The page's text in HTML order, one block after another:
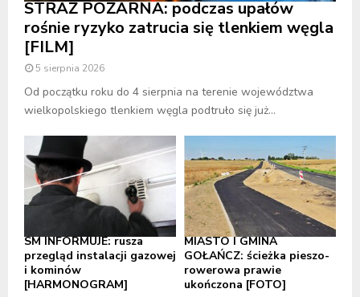
STRAŻ POŻARNA: podczas upałów
rośnie ryzyko zatrucia się tlenkiem węgla
[FILM]
5 sierpnia 2026
Od początku roku do 4 sierpnia na terenie województwa
wielkopolskiego tlenkiem węgla podtruło się już...
SM INFORMUJE: rusza
przegląd instalacji gazowej
i kominów
[HARMONOGRAM]
MIASTO I GMINA
GOŁAŃCZ: ścieżka pieszo-
rowerowa prawie
ukończona [FOTO]